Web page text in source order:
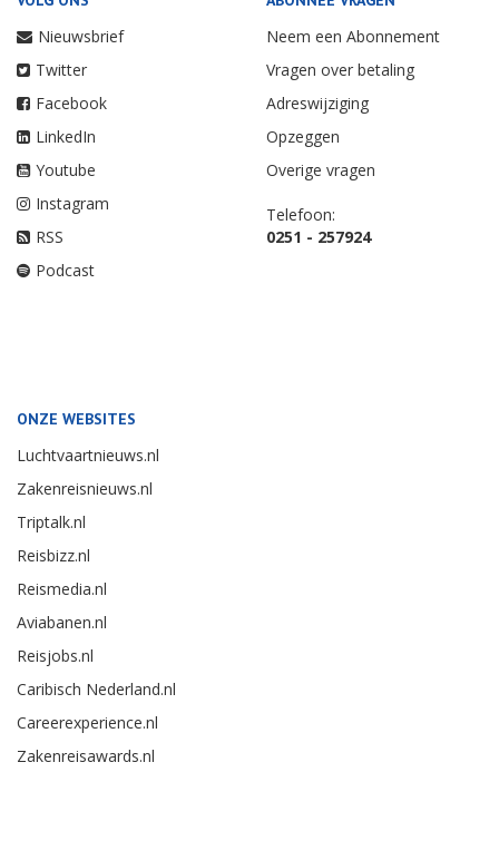
Nieuwsbrief
Twitter
Facebook
LinkedIn
Youtube
Instagram
RSS
Podcast
Neem een Abonnement
Vragen over betaling
Adreswijziging
Opzeggen
Overige vragen
Telefoon:
0251 - 257924
ONZE WEBSITES
Luchtvaartnieuws.nl
Zakenreisnieuws.nl
Triptalk.nl
Reisbizz.nl
Reismedia.nl
Aviabanen.nl
Reisjobs.nl
Caribisch Nederland.nl
Careerexperience.nl
Zakenreisawards.nl